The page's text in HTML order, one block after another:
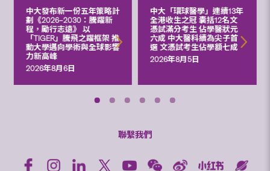
中大發布新一份五年策略計
劃《2026‒2030：騰躍新
程，勵行志遠》 以
「TIGER」騰飛之躍框架 推
動大學邁向學術與全球影響
力新高峰
2026年8月6日
中大「環球醫學」連續13年
全港收生之冠 囊括12名文
憑試滿分考生 佔學醫狀元
六成 中大醫科續為尖子首
選 文憑試考生佔學額七成
2026年8月5日
聯繫我們